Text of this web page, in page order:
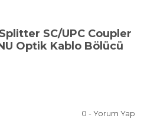
SC/UPC Coupler
Optik Kablo Bölücü
0 - Yorum Yap